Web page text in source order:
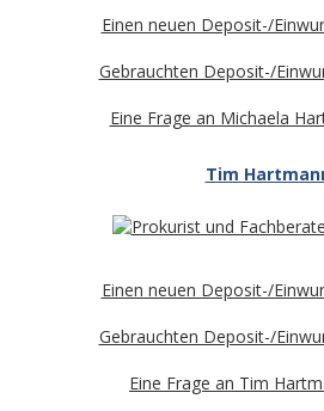
Einen neuen Deposit-/
Gebrauchten Deposit-/
Eine Frage an Michaela
Tim
Einen neuen Deposit-/
Gebrauchten Deposit-/
Eine Frage an Tim